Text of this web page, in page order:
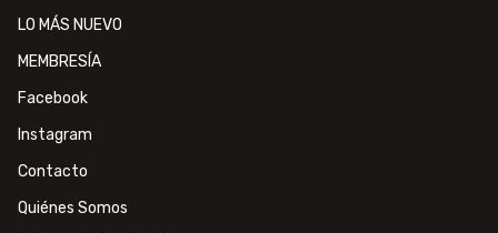
LO MÁS NUEVO
MEMBRESÍA
Facebook
Instagram
Contacto
Quiénes Somos